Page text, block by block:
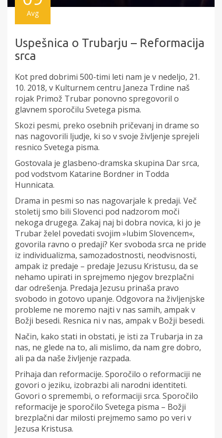
Avg
Uspešnica o Trubarju – Reformacija
srca
Kot pred dobrimi 500-timi leti nam je v nedeljo, 21.
10. 2018, v Kulturnem centru Janeza Trdine naš
rojak Primož Trubar ponovno spregovoril o
glavnem sporočilu Svetega pisma.
Skozi pesmi, preko osebnih pričevanj in drame so
nas nagovorili ljudje, ki so v svoje življenje sprejeli
resnico Svetega pisma.
Gostovala je glasbeno-dramska skupina Dar srca,
pod vodstvom Katarine Bordner in Todda
Hunnicata.
Drama in pesmi so nas nagovarjale k predaji. Več
stoletij smo bili Slovenci pod nadzorom moči
nekoga drugega. Zakaj naj bi dobra novica, ki jo je
Trubar želel povedati svojim »lubim Slovencem«,
govorila ravno o predaji? Ker svoboda srca ne pride
iz individualizma, samozadostnosti, neodvisnosti,
ampak iz predaje – predaje Jezusu Kristusu, da se
nehamo upirati in sprejmemo njegov brezplačni
dar odrešenja. Predaja Jezusu prinaša pravo
svobodo in gotovo upanje. Odgovora na življenjske
probleme ne moremo najti v nas samih, ampak v
Božji besedi. Resnica ni v nas, ampak v Božji besedi.
Način, kako stati in obstati, je isti za Trubarja in za
nas, ne glede na to, ali mislimo, da nam gre dobro,
ali pa da naše življenje razpada.
Prihaja dan reformacije. Sporočilo o reformaciji ne
govori o jeziku, izobrazbi ali narodni identiteti.
Govori o spremembi, o reformaciji srca. Sporočilo
reformacije je sporočilo Svetega pisma – Božji
brezplačni dar milosti prejmemo samo po veri v
Jezusa Kristusa.